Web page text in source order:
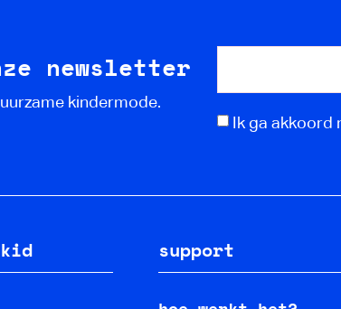
newsletter
kindermode.
Ik ga akkoord
support